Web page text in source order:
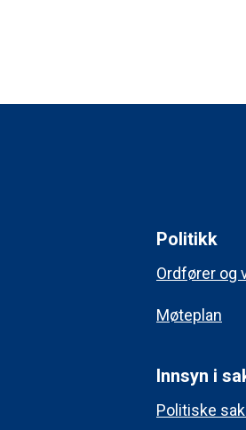
Politikk
Ordfører og
Møteplan
Innsyn i
Politiske